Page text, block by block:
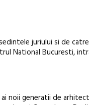
juriului si de
National Bucuresti,
generatii de